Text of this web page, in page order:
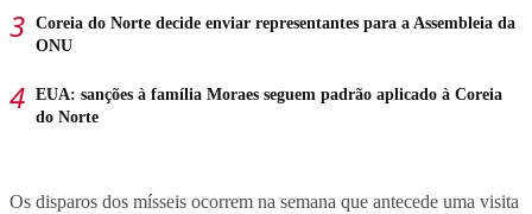
Coreia do Norte decide enviar representantes para a Assembleia da
ONU
EUA: sanções à família Moraes seguem padrão aplicado à Coreia
do Norte
Os disparos dos mísseis ocorrem na semana que antecede uma visita